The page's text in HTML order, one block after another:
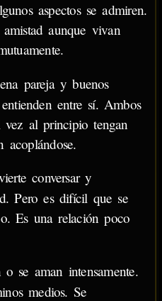
aspectos se admiren.
aunque vivan
pareja y buenos
entre sí. Ambos
vez al principio tengan
acoplándose.
conversar y
Pero es difícil que se
Es una relación poco
se aman intensamente.
medios. Se